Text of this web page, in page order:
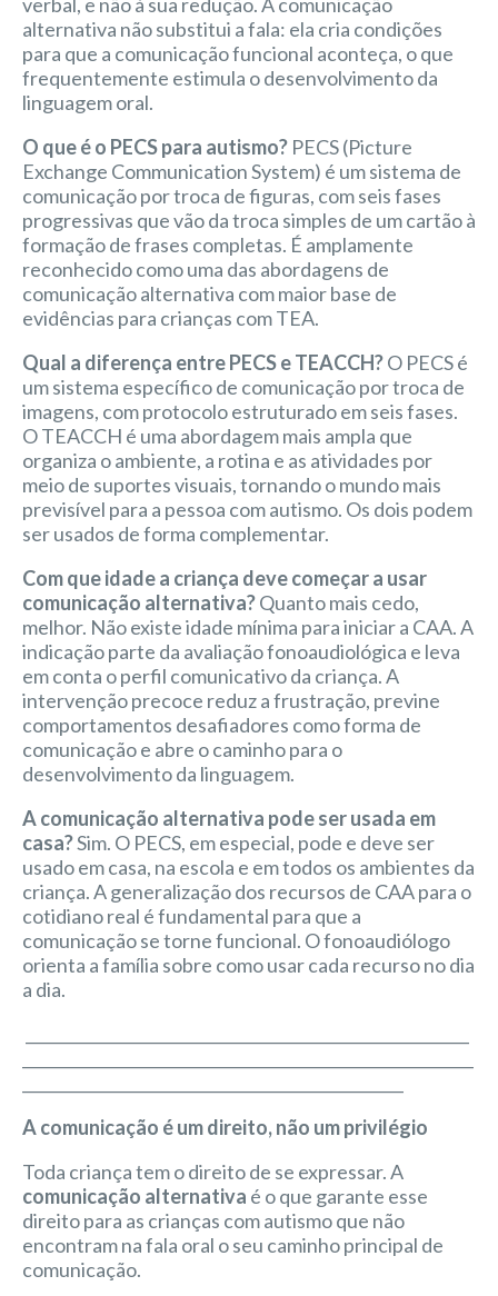
alternativa não substitui a fala: ela cria condições
para que a comunicação funcional aconteça, o que
frequentemente estimula o desenvolvimento da
linguagem oral.
O que é o PECS para autismo? PECS (Picture
Exchange Communication System) é um sistema de
comunicação por troca de figuras, com seis fases
progressivas que vão da troca simples de um cartão à
formação de frases completas. É amplamente
reconhecido como uma das abordagens de
comunicação alternativa com maior base de
evidências para crianças com TEA.
Qual a diferença entre PECS e TEACCH?O PECS é
um sistema específico de comunicação por troca de
imagens, com protocolo estruturado em seis fases.
O TEACCH é uma abordagem mais ampla que
organiza o ambiente, a rotina e as atividades por
meio de suportes visuais, tornando o mundo mais
previsível para a pessoa com autismo. Os dois podem
ser usados de forma complementar.
Com que idade a criança deve começar a usar
comunicação alternativa?Quanto mais cedo,
melhor. Não existe idade mínima para iniciar a CAA. A
indicação parte da avaliação fonoaudiológica e leva
em conta o perfil comunicativo da criança. A
intervenção precoce reduz a frustração, previne
comportamentos desafiadores como forma de
comunicação e abre o caminho para o
desenvolvimento da linguagem.
A comunicação alternativa pode ser usada em
casa?Sim. O PECS, em especial, pode e deve ser
usado em casa, na escola e em todos os ambientes da
criança. A generalização dos recursos de CAA para o
cotidiano real é fundamental para que a
comunicação se torne funcional. O fonoaudiólogo
orienta a família sobre como usar cada recurso no dia
a dia.
A comunicação é um direito, não um privilégio
Toda criança tem o direito de se expressar. A
comunicação alternativa é o que garante esse
direito para as crianças com autismo que não
encontram na fala oral o seu caminho principal de
comunicação.